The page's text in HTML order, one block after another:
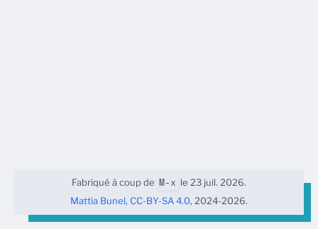
Fabriqué à coup de M-x le 23 juil. 2026.
Mattia Bunel, CC-BY-SA 4.0, 2024-2026.